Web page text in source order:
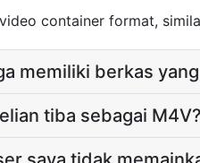
container format,
memiliki berkas
tiba sebagai M4V?